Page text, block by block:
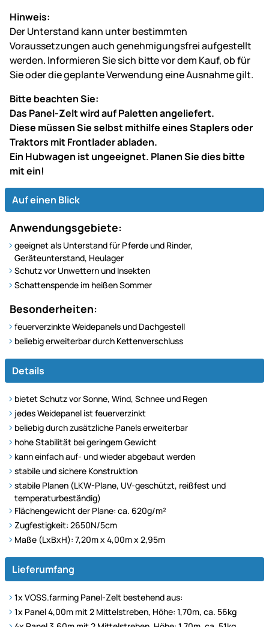
Hinweis:
Der Unterstand kann unter bestimmten
Voraussetzungen auch genehmigungsfrei aufgestellt
werden. Informieren Sie sich bitte vor dem Kauf, ob für
Sie oder die geplante Verwendung eine Ausnahme gilt.
Bitte beachten Sie:
Das Panel-Zelt wird auf Paletten angeliefert.
Diese müssen Sie selbst mithilfe eines Staplers oder
Traktors mit Frontlader abladen.
Ein Hubwagen ist ungeeignet. Planen Sie dies bitte
mit ein!
Auf einen Blick
Anwendungsgebiete:
geeignet als Unterstand für Pferde und Rinder,
Geräteunterstand, Heulager
Schutz vor Unwettern und Insekten
Schattenspende im heißen Sommer
Besonderheiten:
feuerverzinkte Weidepanels und Dachgestell
beliebig erweiterbar durch Kettenverschluss
Details
bietet Schutz vor Sonne, Wind, Schnee und Regen
jedes Weidepanel ist feuerverzinkt
beliebig durch zusätzliche Panels erweiterbar
hohe Stabilität bei geringem Gewicht
kann einfach auf- und wieder abgebaut werden
stabile und sichere Konstruktion
stabile Planen (LKW-Plane, UV-geschützt, reißfest und
temperaturbeständig)
Flächengewicht der Plane: ca. 620g/m²
Zugfestigkeit: 2650N/5cm
Maße (LxBxH): 7,20m x 4,00m x 2,95m
Lieferumfang
1x VOSS.farming Panel-Zelt bestehend aus:
1x Panel 4,00m mit 2 Mittelstreben, Höhe: 1,70m, ca. 56kg